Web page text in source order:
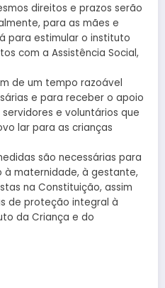
direitos e prazos serão
para as mães e
para estimular o instituto
com a Assistência Social,
de um tempo razoável
e para receber o apoio
e voluntários que
lar para as crianças
são necessárias para
maternidade, à gestante,
na Constituição, assim
de proteção integral à
da Criança e do